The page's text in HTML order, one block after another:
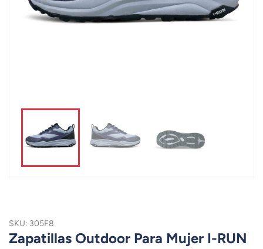
SKU: 305F8
Zapatillas Outdoor Para Mujer I-RUN